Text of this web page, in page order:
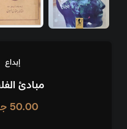
إبداع
مبادئ
50.00